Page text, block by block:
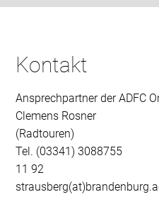
Kontakt
Ansprechpartner der ADFC
Clemens
(Radtouren)
Tel. (03341)
11 92